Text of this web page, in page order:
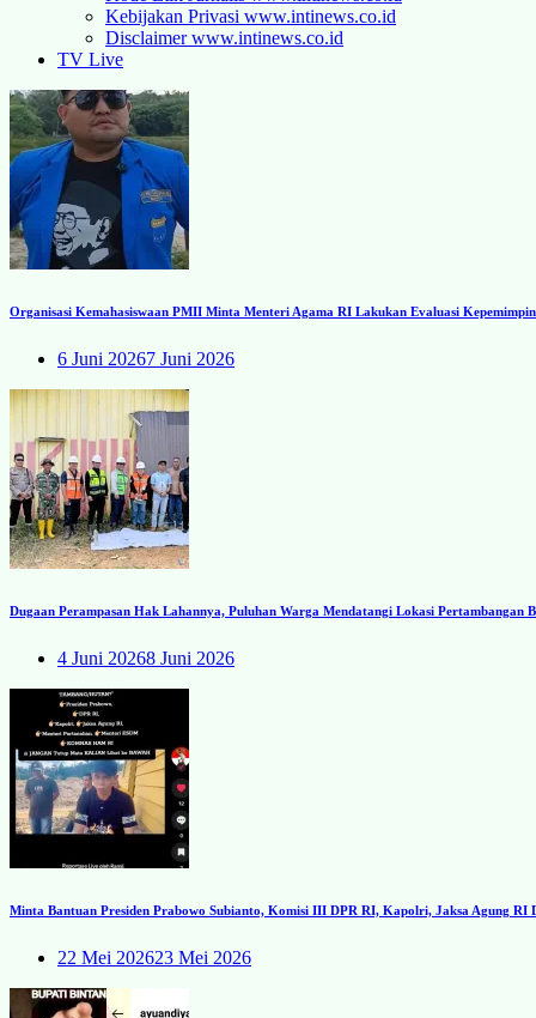
Kebijakan Privasi www.intinews.co.id
Disclaimer www.intinews.co.id
TV Live
Organisasi Kemahasiswaan PMII Minta Menteri Agama RI Lakukan Evaluasi
6 Juni 20267 Juni 2026
Dugaan Perampasan Hak Lahannya, Puluhan Warga Mendatangi Lokasi Pertambangan
4 Juni 20268 Juni 2026
Minta Bantuan Presiden Prabowo Subianto, Komisi III DPR RI, Kapolri, Jaksa Agung
22 Mei 202623 Mei 2026